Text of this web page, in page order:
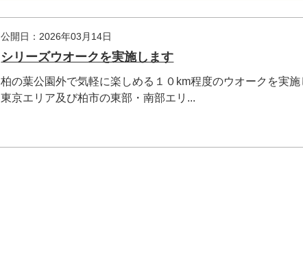
公開日：2026年03月14日
シリーズウオークを実施します
柏の葉公園外で気軽に楽しめる１０km程度のウオークを実施
東京エリア及び柏市の東部・南部エリ...